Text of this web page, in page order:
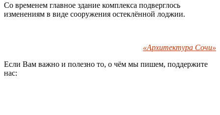
Со временем главное здание комплекса подверглось
изменениям в виде сооружения остеклённой лоджии.
«Архитектура Сочи»
Если Вам важно и полезно то, о чём мы пишем, поддержите
нас: